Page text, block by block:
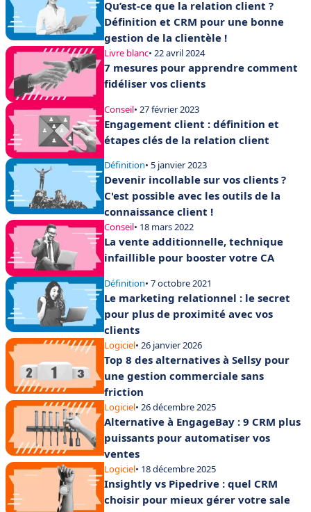
Qu’est-ce que la relation client ?
Définition et CRM pour une bonne
gestion de la clientèle !
Livre blanc• 22 avril 2024
7 mesures pour apprendre comment
fidéliser vos clients
Conseil• 27 février 2023
Engagement client : définition et
étapes clés de la relation client
Définition• 5 janvier 2023
Devenir incollable sur vos clients ?
C'est possible avec les outils de la
connaissance client !
Conseil• 18 mars 2022
La vente additionnelle, technique
infaillible pour booster votre CA
Définition• 7 octobre 2021
Le marketing relationnel : le secret
pour plus de proximité avec vos
clients
Logiciel• 26 janvier 2026
Top 8 des alternatives à Sellsy pour
une gestion commerciale sans
friction
Logiciel• 26 décembre 2025
Alternative à EngageBay : 9 CRM plus
puissants pour automatiser vos
ventes
Logiciel• 18 décembre 2025
Insightly vs Pipedrive : quel CRM
choisir pour mieux gérer votre sale